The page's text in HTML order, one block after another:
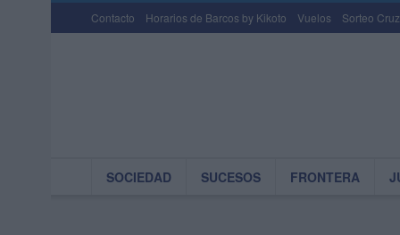
Contacto Horarios de Barcos by Kikoto Vuelos Sorteo
SOCIEDAD SUCESOS FRONTERA